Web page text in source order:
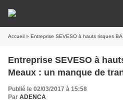
Accueil » Entreprise SEVESO à hauts risques
Entreprise SEVESO à
Meaux : un manque de
Publié le 02/03/2017 à 15:58
Par ADENCA